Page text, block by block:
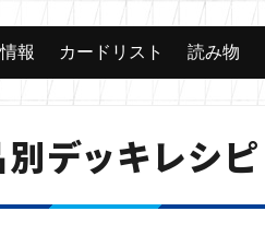
報 カードリスト 読み物
デッキレシピ